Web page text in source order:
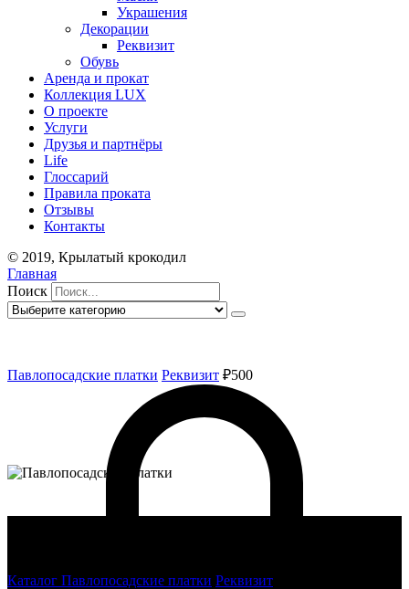
Украшения
Декорации
Реквизит
Обувь
Аренда и прокат
Коллекция LUX
О проекте
Услуги
Друзья и партнёры
Life
Глоссарий
Правила проката
Отзывы
Контакты
© 2019, Крылатый крокодил
Главная
Поиск
Павлопосадские платки Реквизит ₽500
Каталог Павлопосадские платки Реквизит